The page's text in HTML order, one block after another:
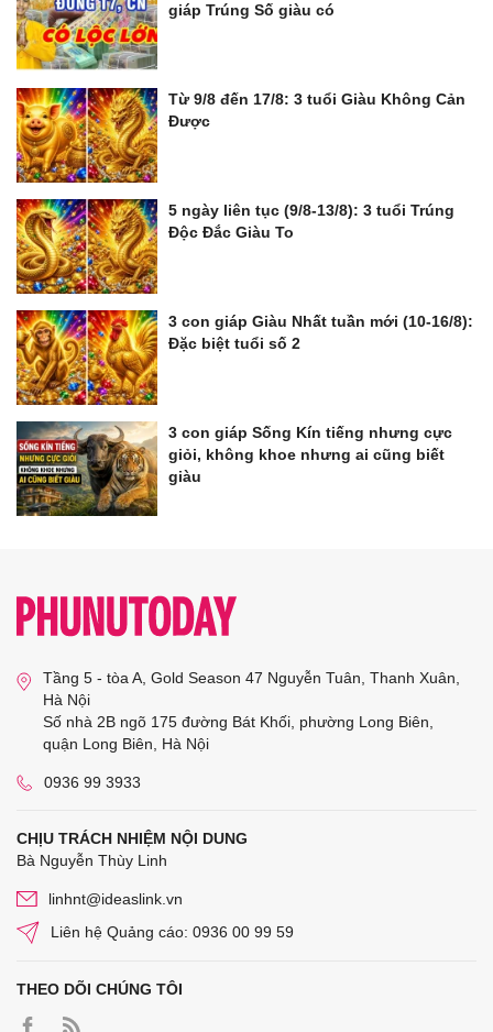
giáp Trúng Số giàu có
Từ 9/8 đến 17/8: 3 tuổi Giàu Không Cản
Được
5 ngày liên tục (9/8-13/8): 3 tuổi Trúng
Độc Đắc Giàu To
3 con giáp Giàu Nhất tuần mới (10-16/8):
Đặc biệt tuổi số 2
3 con giáp Sống Kín tiếng nhưng cực
giỏi, không khoe nhưng ai cũng biết
giàu
Tầng 5 - tòa A, Gold Season 47 Nguyễn Tuân, Thanh Xuân,
Hà Nội
Số nhà 2B ngõ 175 đường Bát Khối, phường Long Biên,
quận Long Biên, Hà Nội
0936 99 3933
CHỊU TRÁCH NHIỆM NỘI DUNG
Bà Nguyễn Thùy Linh
linhnt@ideaslink.vn
Liên hệ Quảng cáo: 0936 00 99 59
THEO DÕI CHÚNG TÔI